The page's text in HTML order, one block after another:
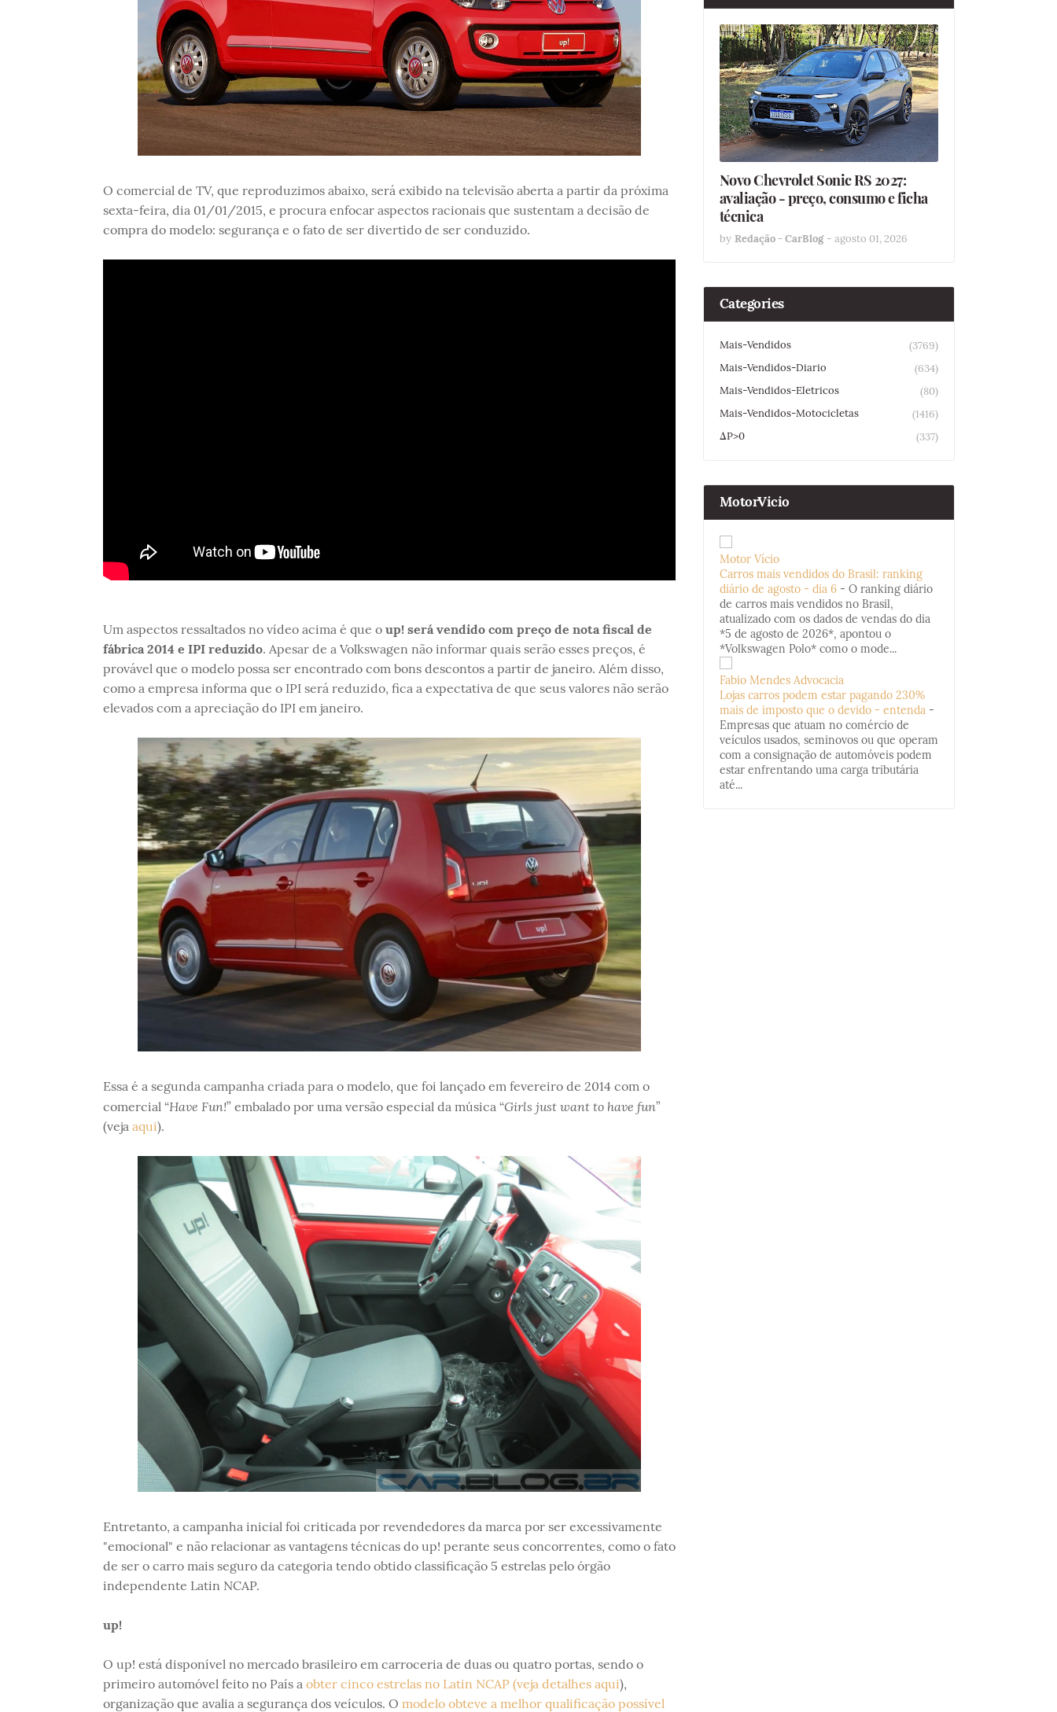
O comercial de TV, que reproduzimos abaixo, será exibido na televisão aberta a partir da próxima
sexta-feira, dia 01/01/2015, e procura enfocar aspectos racionais que sustentam a decisão de
compra do modelo: segurança e o fato de ser divertido de ser conduzido.
Um aspectos ressaltados no vídeo acima é que o up! será vendido com preço de nota fiscal de
fábrica 2014 e IPI reduzido. Apesar de a Volkswagen não informar quais serão esses preços, é
provável que o modelo possa ser encontrado com bons descontos a partir de janeiro. Além disso,
como a empresa informa que o IPI será reduzido, fica a expectativa de que seus valores não serão
elevados com a apreciação do IPI em janeiro.
Essa é a segunda campanha criada para o modelo, que foi lançado em fevereiro de 2014 com o
comercial “Have Fun!” embalado por uma versão especial da música “Girls just want to have fun”
(veja aqui).
Entretanto, a campanha inicial foi criticada por revendedores da marca por ser excessivamente
"emocional" e não relacionar as vantagens técnicas do up! perante seus concorrentes, como o fato
de ser o carro mais seguro da categoria tendo obtido classificação 5 estrelas pelo órgão
independente Latin NCAP.
up!
O up! está disponível no mercado brasileiro em carroceria de duas ou quatro portas, sendo o
primeiro automóvel feito no País a obter cinco estrelas no Latin NCAP (veja detalhes aqui),
organização que avalia a segurança dos veículos. O modelo obteve a melhor qualificação possível
Novo Chevrolet Sonic RS 2027:
avaliação - preço, consumo e ficha
técnica
by Redação - CarBlog - agosto 01, 2026
Categories
Mais-Vendidos
(3769)
Mais-Vendidos-Diario
(634)
Mais-Vendidos-Eletricos
(80)
Mais-Vendidos-Motocicletas
(1416)
ΔP>0
(337)
MotorVicio
Motor Vício
Carros mais vendidos do Brasil: ranking
diário de agosto - dia 6 - O ranking diário
de carros mais vendidos no Brasil,
atualizado com os dados de vendas do dia
*5 de agosto de 2026*, apontou o
*Volkswagen Polo* como o mode...
Fabio Mendes Advocacia
Lojas carros podem estar pagando 230%
mais de imposto que o devido - entenda -
Empresas que atuam no comércio de
veículos usados, seminovos ou que operam
com a consignação de automóveis podem
estar enfrentando uma carga tributária
até...